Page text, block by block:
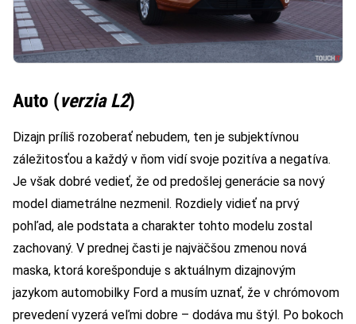
Auto (verzia L2)
Dizajn príliš rozoberať nebudem, ten je subjektívnou
záležitosťou a každý v ňom vidí svoje pozitíva a negatíva.
Je však dobré vedieť, že od predošlej generácie sa nový
model diametrálne nezmenil. Rozdiely vidieť na prvý
pohľad, ale podstata a charakter tohto modelu zostal
zachovaný. V prednej časti je najväčšou zmenou nová
maska, ktorá korešponduje s aktuálnym dizajnovým
jazykom automobilky Ford a musím uznať, že v chrómovom
prevedení vyzerá veľmi dobre – dodáva mu štýl. Po bokoch